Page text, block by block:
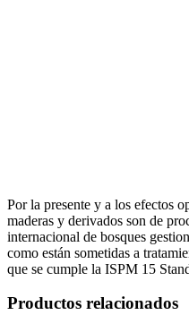
Por la presente y a los efectos
maderas y derivados son de
internacional de bosques
como están sometidas a
que se cumple la ISPM 15
Productos relacionados